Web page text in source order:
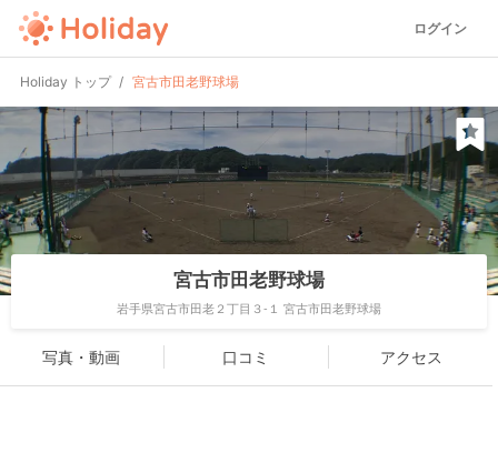
ログイン
Holiday トップ 宮古市田老野球場
宮古市田老野球場
岩手県宮古市田老２丁目３-１ 宮古市田老野球場
写真・動画 口コミ アクセス